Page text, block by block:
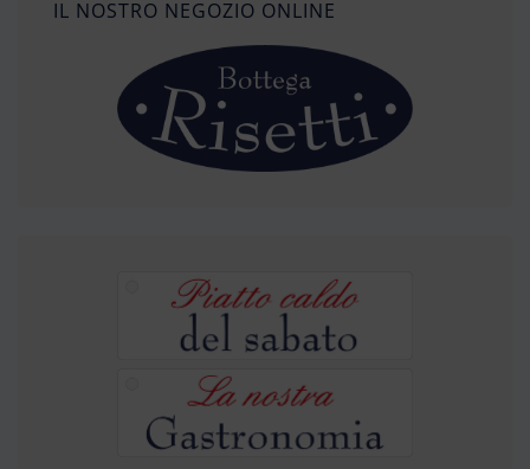
IL NOSTRO NEGOZIO ONLINE